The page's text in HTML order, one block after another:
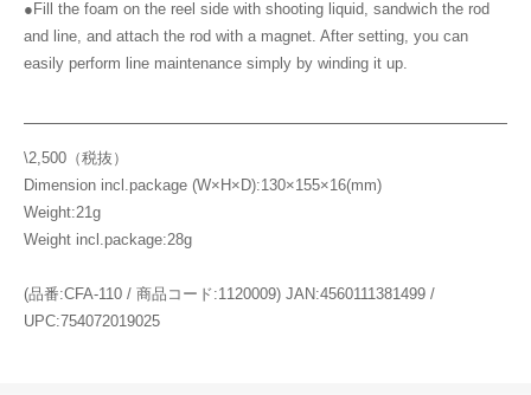
●Fill the foam on the reel side with shooting liquid, sandwich the rod
and line, and attach the rod with a magnet. After setting, you can
easily perform line maintenance simply by winding it up.
\2,500（税抜）
Dimension incl.package (W×H×D):130×155×16(mm)
Weight:21g
Weight incl.package:28g
(品番:CFA-110 / 商品コード:1120009) JAN:4560111381499 /
UPC:754072019025